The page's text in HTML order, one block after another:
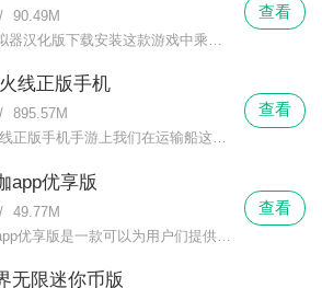
/ 90.49M
查看
线正版手机
/ 895.57M
CF穿越火线正版手机手游上我们在运输船这种长方形地形形状的团队中也可以手雷对战，模式中我们被杀死了也可以通过一个手雷向对面宣告自己又回来了。
查看
app优享版
/ 49.77M
每日瑜伽app优享版是一款可以为用户们提供专业的瑜伽健身课程的手机软件，现在瑜伽作为当代最热门的、最受人们喜爱的健身方式，它具有的优点是在做瑜伽的过程中占用空间小，而且动作舒缓慢，可以在室内进行练习等。
查看
无限迷你币版